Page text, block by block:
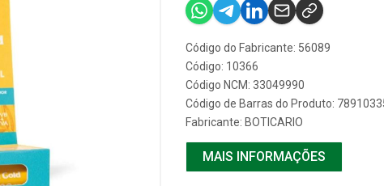
Código do Fabricante: 56089
Código: 10366
Código NCM: 33049990
Código de Barras do Produto:
Fabricante: BOTICARIO
MAIS INFORMAÇÕES